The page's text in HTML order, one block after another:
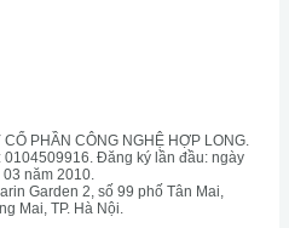
PHẦN CÔNG NGHỆ HỢP LONG.
0104509916. Đăng ký lần đầu: ngày
năm 2010.
Garden 2, số 99 phố Tân Mai,
Mai, TP. Hà Nội.